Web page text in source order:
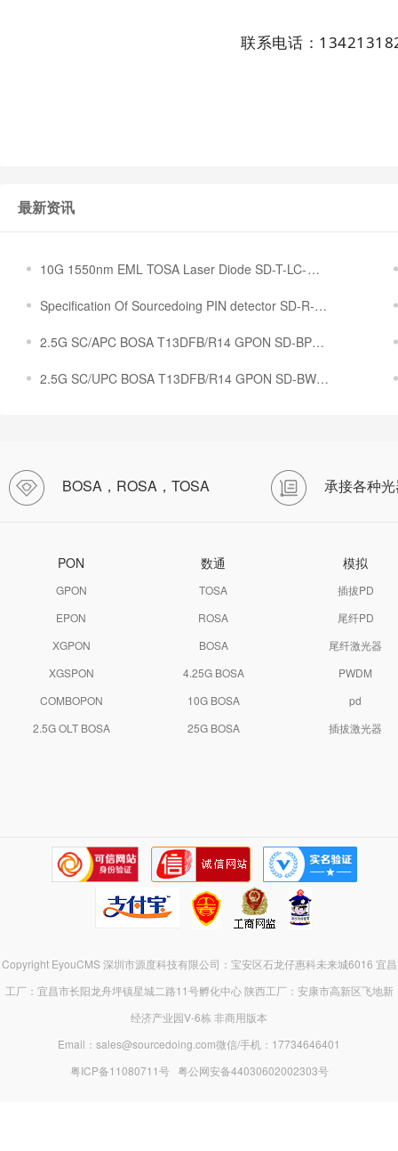
联系电话：
最新资讯
10G 1550nm EML TOSA Laser Diode SD-T-LC-
Specification Of Sourcedoing PIN detector SD-R-
2.5G SC/APC BOSA T13DFB/R14 GPON SD-BPW-
2.5G SC/UPC BOSA T13DFB/R14 GPON SD-BW-
BOSA，ROSA，TOSA 承接各种
PON
GPON
EPON
XGPON
XGSPON
COMBOPON
2.5G OLT BOSA
数通
TOSA
ROSA
BOSA
4.25G BOSA
10G BOSA
25G BOSA
模拟
插拔PD
尾纤PD
尾纤激光器
PWDM
pd
插拔激光器
Copyright EyouCMS 深圳市源度科技有限公司：宝安区石龙仔惠科未来城6016 宜昌
工厂：宜昌市长阳龙舟坪镇星城二路11号孵化中心 陕西工厂：安康市高新区飞地新
经济产业园V-6栋 非商用版本
Email：sales@sourcedoing.com微信/手机：17734646401
粤ICP备11080711号 粤公网安备44030602002303号